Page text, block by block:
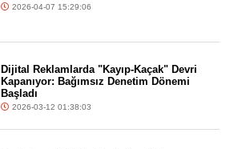
2026-04-07 15:29:06
Dijital Reklamlarda "Kayıp-Kaçak" Devri
Kapanıyor: Bağımsız Denetim Dönemi
Başladı
2026-03-12 01:38:03